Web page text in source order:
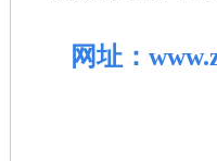
网址：